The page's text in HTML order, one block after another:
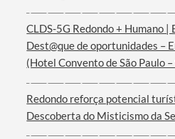
Categorias gerais
CLDS-5G Redondo + Humano |
Dest@que de oportunidades –
(Hotel Convento de São Paulo –
Redondo reforça potencial
Descoberta do Misticismo da